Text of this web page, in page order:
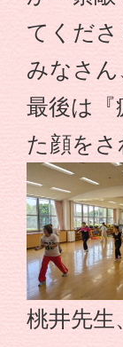
てくださ
みなさ
最後は
た顔をさ
桃井先